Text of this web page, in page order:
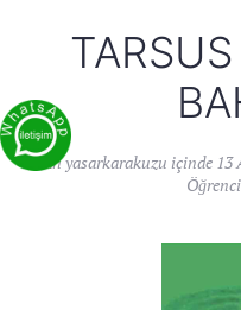
Yazanyasarkarakuzu içinde 13